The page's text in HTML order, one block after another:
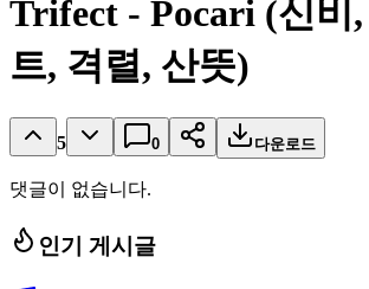
Trifect - Pocari (신비,
트, 격렬, 산뜻)
5 0 다운로드
댓글이 없습니다.
인기 게시글